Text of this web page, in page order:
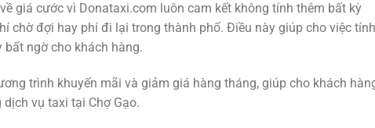
giá cước vì Donataxi.com luôn cam kết không tính thêm bất kỳ
chờ đợi hay phí đi lại trong thành phố. Điều này giúp cho việc tính
ngờ cho khách hàng.
trình khuyến mãi và giảm giá hàng tháng, giúp cho khách
vụ taxi tại Chợ Gạo.